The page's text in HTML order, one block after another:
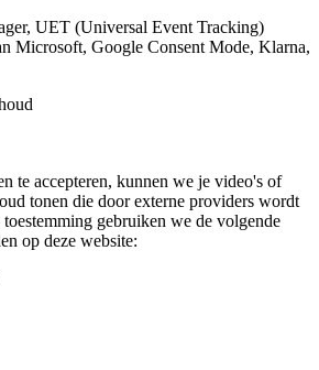
UET (Universal Event Tracking)
Microsoft, Google Consent Mode, Klarna,
te accepteren, kunnen we je video's of
tonen die door externe providers wordt
gebruiken we de volgende
op deze website: